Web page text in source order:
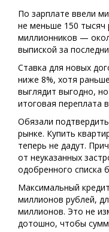
По зарплате ввели
не меньше 150 тысяч
миллионников —
выпиской за
Ставка для новых
ниже 8%, хотя
выглядит выгодно,
итоговая переплата
Обязали
рынке. Купить
теперь не дадут.
от неуказанных
одобренного списка
Максимальный
миллионов рублей,
миллионов. Это не
дотошно, чтобы